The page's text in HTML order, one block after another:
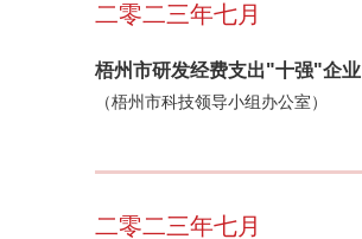
二零二三年七月
梧州市研发经费支出"十强"企业
（梧州市科技领导小组办公室）
二零二三年七月